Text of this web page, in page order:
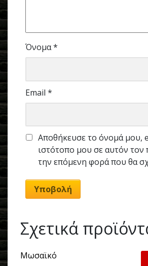
Όνομα*
Email *
Αποθήκευσε το όνομά μου,
ιστότοπο μου σε αυτόν τον
την επόμενη φορά που θα
Σχετικά
Μωσαϊκό